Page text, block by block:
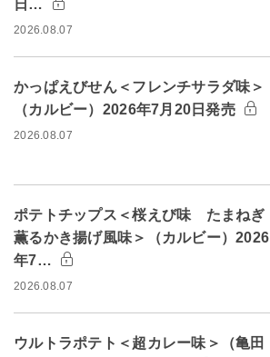
日…
2026.08.07
かっぱえびせん＜フレンチサラダ味＞
（カルビー）2026年7月20日発売
2026.08.07
ポテトチップス＜桜えび味 たまねぎ
薫るかき揚げ風味＞（カルビー）2026
年7…
2026.08.07
ウルトラポテト＜超カレー味＞（亀田